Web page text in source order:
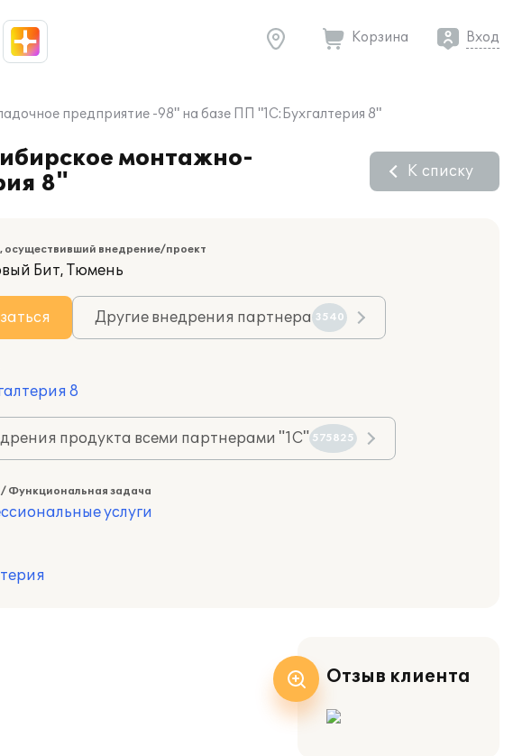
Корзина Вход
предприятие -98" на базе ПП "1С:Бухгалтерия 8"
монтажно-
8"
К списку
осуществивший внедрение/проект
Бит, Тюмень
Другие внедрения партнера 3540
8
продукта всеми партнерами "1С" 575825
/ Функциональная задача
услуги
Отзыв клиента